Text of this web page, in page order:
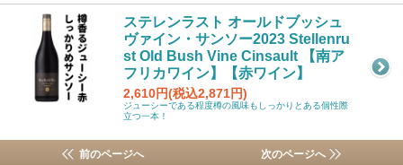
ステレンラスト オールドブッシュ
ヴァイン・サンソー2023 Stellenru
st Old Bush Vine Cinsault 【南ア
フリカワイン】【赤ワイン】
2,610円(税込2,871円)
ジューシーである程度樽の風味もしっかりとある個性際
立つ一本！
前のページへ 次のページへ